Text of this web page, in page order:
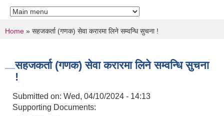
You are here
Home » सहजकर्ता (गणक) सेवा करारमा लिने सम्वन्धि सुचना !
सहजकर्ता (गणक) सेवा करारमा लिने सम्वन्धि सुचना
!
Submitted on: Wed, 04/10/2024 - 14:13
Supporting Documents: